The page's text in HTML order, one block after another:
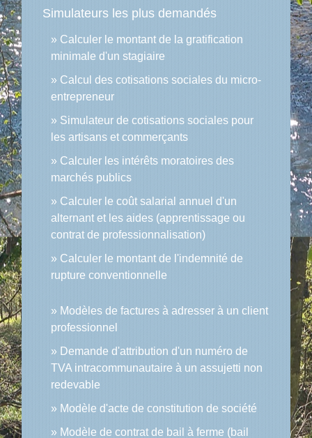
Simulateurs les plus demandés
Calculer le montant de la gratification
minimale d'un stagiaire
Calcul des cotisations sociales du micro-
entrepreneur
Simulateur de cotisations sociales pour
les artisans et commerçants
Calculer les intérêts moratoires des
marchés publics
Calculer le coût salarial annuel d'un
alternant et les aides (apprentissage ou
contrat de professionnalisation)
Calculer le montant de l'indemnité de
rupture conventionnelle
Modèles de factures à adresser à un client
professionnel
Demande d'attribution d'un numéro de
TVA intracommunautaire à un assujetti non
redevable
Modèle d'acte de constitution de société
Modèle de contrat de bail à ferme (bail